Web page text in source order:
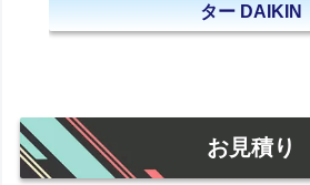
ター DAIKIN
お見積り